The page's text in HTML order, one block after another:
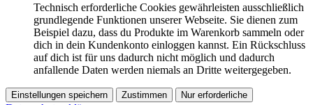
Technisch erforderliche Cookies gewährleisten ausschließlich
grundlegende Funktionen unserer Webseite. Sie dienen zum
Beispiel dazu, dass du Produkte im Warenkorb sammeln oder
dich in dein Kundenkonto einloggen kannst. Ein Rückschluss
auf dich ist für uns dadurch nicht möglich und dadurch
anfallende Daten werden niemals an Dritte weitergegeben.
Einstellungen speichern Zustimmen Nur erforderliche